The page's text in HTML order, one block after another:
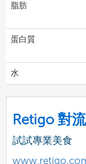
脂肪
蛋白質
水
Retigo 對
試試專業美食